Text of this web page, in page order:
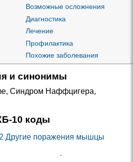
Возможные осложнения
Диагностика
Лечение
Профилактика
Похожие заболевания
и синонимы
,Синдром Наффцигера,
10 коды
Другие поражения мышцы